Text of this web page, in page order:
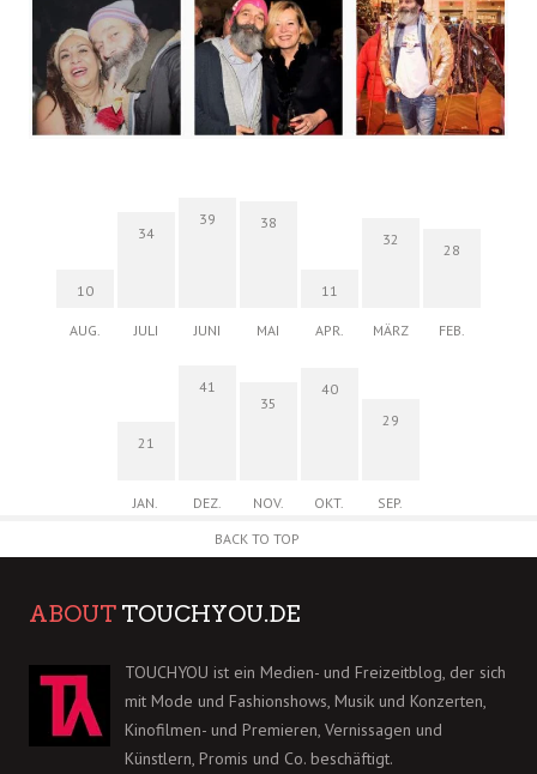
10
AUG.
34
JULI
39
JUNI
38
MAI
11
APR.
32
MÄRZ
28
FEB.
21
JAN.
41
DEZ.
35
NOV.
40
OKT.
29
SEP.
BACK TO TOP
ABOUT TOUCHYOU.DE
TOUCHYOU ist ein Medien- und Freizeitblog, der sich
mit Mode und Fashionshows, Musik und Konzerten,
Kinofilmen- und Premieren, Vernissagen und
Künstlern, Promis und Co. beschäftigt.